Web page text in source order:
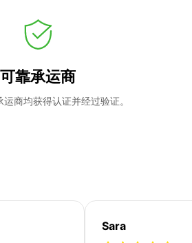
可靠承运商
商均获得认证并经过验证。
Sara